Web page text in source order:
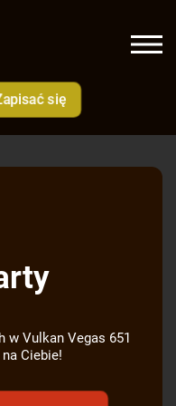
się
w Vulkan Vegas 651
Ciebie!